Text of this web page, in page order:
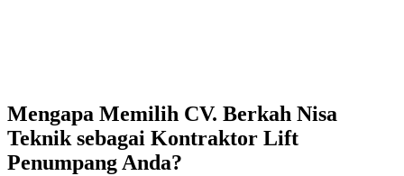
Mengapa Memilih CV. Berkah Nisa
Teknik sebagai Kontraktor Lift
Penumpang Anda?